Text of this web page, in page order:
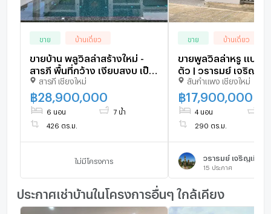
ขาย บ้านเดี่ยว
ขายบ้าน พลูวิลล่าสร้างใหม่ -
สารภี พื้นที่กว้าง เงียบสงบ เป็น
ส่วนตัว (ID:141PS)
สารภี เชียงใหม่
฿28,900,000
6 นอน 7 น้ำ
426 ตร.ม.
ไม่มีโครงการ
ขาย บ้านเดี่ยว
ขายพูลวิลล่าหรู แปลง
ตัว | วรารมย์ เจริญเมื
Elegance Resort
พร้อมสระว่ายน้ำส่วนตั
ได้ทันที
สันกำแพง เชียงใหม่
฿17,900,000
4 นอน
290 ตร.ม.
วรารมย์ เจริญเมือง
15 ประกาศ
ประกาศเช่าบ้านในโครงการอื่นๆ ใกล้เคียง